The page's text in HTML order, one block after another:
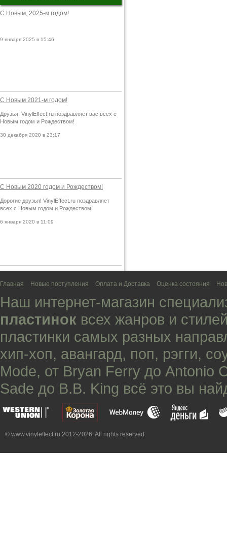
С Новым, 2025-м годом!
9 января 2025 в 15:46
С Новым 2021-м годом!
Друзья! VinylEffect.ru поздравляет вас всех с
Новым годом и Рождеством!
30 декабря 2020 в 23:17
С Новым 2020 годом и Рождеством!
Дорогие друзья! VinylEffect.ru поздравляет
всех с Новым годом и Рождеством!
6 января 2020 в 11:09
Главная Новые поступления Оплата и Доставка Оценка состояния
Наш интернет-магазин
пластинок всех жанров и
пластинки самых разных
хип-хоп, авангард, поп, рэгги,
Mode, от Bryan Ferry до Antonio
Sade до B.B. King всё это вы
© www.vinyleffect.ru 2012-2026. All rights reserved.